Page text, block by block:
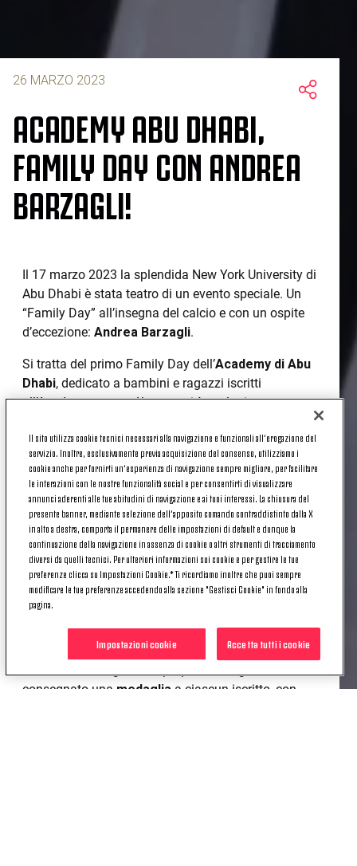
26 MARZO 2023
ACADEMY ABU DHABI,
FAMILY DAY CON ANDREA
BARZAGLI!
Il 17 marzo 2023 la splendida New York University di
Abu Dhabi è stata teatro di un evento speciale. Un
“Family Day” all’insegna del calcio e con un ospite
d’eccezione: Andrea Barzagli.
Si tratta del primo Family Day dell’Academy di Abu
Dhabi, dedicato a bambini e ragazzi iscritti
all’Academy stessa. L’evento si è svolto interamente
giocatoriimpegnati in un torneo e300 genitoriin
tribuna a condividere le emozioni dei propri figli.
Ad aprire l’evento il saluto di Andrea Barzagli,
seguito poi da quello dell’ambasciatore italiano ad
Abu Dhabi e del partner dell’Academy.
Barzagli, poi, ha partecipato alle attività di campo,
intrattenendosi con tutti i gruppi impegnati nelle
varie partite e dando a tutti i bambini, dai più grandi
sicuramente, non dimenticheranno mai.
consegnato una medaglia a ciascun iscritto, con
Il sito utilizza cookie tecnici necessari alla navigazione e funzionali all’erogazione del
servizio. Inoltre, esclusivamente previa acquisizione del consenso, utilizziamo i
cookie anche per fornirti un’esperienza di navigazione sempre migliore, per facilitare
le interazioni con le nostre funzionalità social e per consentirti di visualizzare
annunci aderenti alle tue abitudini di navigazione e ai tuoi interessi. La chiusura del
presente banner, mediante selezione dell’apposito comando contraddistinto dalla X
in alto a destra, comporta il permanere delle impostazioni di default e dunque la
continuazione della navigazione in assenza di cookie o altri strumenti di tracciamento
diversi da quelli tecnici. Per ulteriori informazioni sui cookie e per gestire le tue
preferenze clicca su Impostazioni Cookie.* Ti ricordiamo inoltre che puoi sempre
modificare le tue preferenze accedendo alla sezione "Gestisci Cookie" in fondo alla
pagina.
Accetta tutti i cookie
Impostazioni cookie